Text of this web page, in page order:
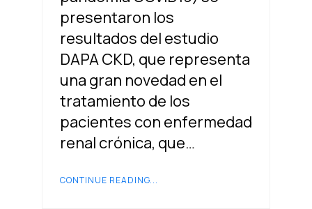
presentaron los
resultados del estudio
DAPA CKD, que representa
una gran novedad en el
tratamiento de los
pacientes con enfermedad
renal crónica, que…
CONTINUE READING...